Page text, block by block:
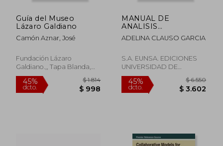
Guía del Museo
Lázaro Galdiano
Camón Aznar, José
Fundación Lázaro
Galdiano.,, Tapa Blanda,
Usado
MANUAL DE
ANALISIS
DOCUMENTAL:
DESCRIPCION
ED.) (En papel)
ADELINA CLAUSO GARCIA
S.A. EUNSA. EDICIONES
UNIVERSIDAD DE
NAVARRA, Tapa Blanda,
Usado